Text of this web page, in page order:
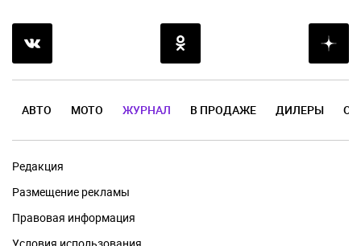
АВТО МОТО ЖУРНАЛ В ПРОДАЖЕ ДИЛЕРЫ
Редакция
Размещение рекламы
Правовая информация